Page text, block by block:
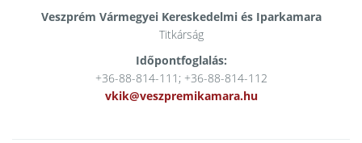
Veszprém Vármegyei Kereskedelmi és Iparkamara
Titkárság
Időpontfoglalás:
+36-88-814-111; +36-88-814-112
vkik@veszpremikamara.hu